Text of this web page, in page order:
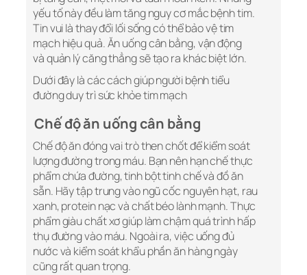
yếu tố này đều làm tăng nguy cơ mắc bệnh tim.
Tin vui là thay đổi lối sống có thể bảo vệ tim
mạch hiệu quả. Ăn uống cân bằng, vận động
vàquản lýcăng thẳng sẽ tạo ra khác biệt lớn.
Dưới đây là các cách giúp người bệnhtiểu
đườngduy trì sức khỏe tim mạch
Chế độ ăn uống cân bằng
Chế độ ăn đóng vai trò then chốt để kiểm soát
lượng đường trong máu. Bạn nên hạn chế thực
phẩm chứa đường, tinh bột tinh chế và đồ ăn
sẵn. Hãy tập trung vào ngũ cốc nguyên hạt, rau
xanh, protein nạc và chất béo lành mạnh. Thực
phẩm giàu chất xơ giúp làm chậm quá trình hấp
thụ đường vào máu. Ngoài ra, việc uống đủ
nước và kiểm soát khẩu phần ăn hàng ngày
cũng rất quan trọng.